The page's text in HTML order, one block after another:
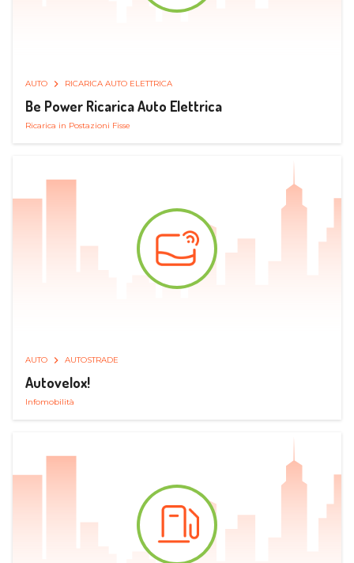
AUTO RICARICA AUTO ELETTRICA
Be Power Ricarica Auto Elettrica
Ricarica in Postazioni Fisse
AUTO AUTOSTRADE
Autovelox!
Infomobilità